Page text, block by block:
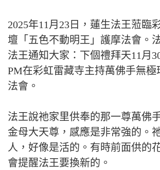
2025年11月23日，蓮生法王蒞臨
壇「五色不動明王」護摩法會。
法王通知大家：下個禮拜天11月
PM在彩虹雷藏寺主持萬佛手無極
法會。
法王說祂家里供奉的那一尊萬佛
金母大天尊，感應是非常強的。
人，好像是活的。有時前面供的
會提醒法王要換新的。